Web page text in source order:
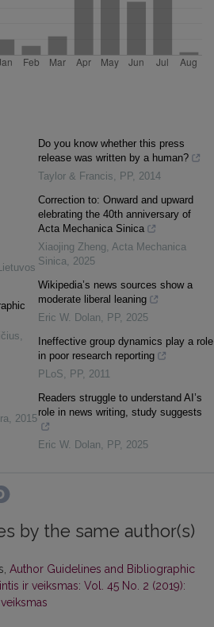
2015
Do you know whether this press
release was written by a human?
Taylor & Francis
PP, 2014
Correction to: Onward and upward
elebrating the 40th anniversary of
Acta Mechanica Sinica
Xiaojing Zheng Acta Mechanica
Sinica
2025
Wikipedia’s news sources show a
moderate liberal leaning
Eric W. Dolan
PP, 2025
Ineffective group dynamics play a role
in poor research reporting
PLoS
PP, 2011
Readers struggle to understand AI’s
role in news writing, study suggests
Eric W. Dolan PP, 2025
by the same author(s)
Author Guidelines and Bibliographic
ir veiksmas: Vol. 45 No. 2 (2019):